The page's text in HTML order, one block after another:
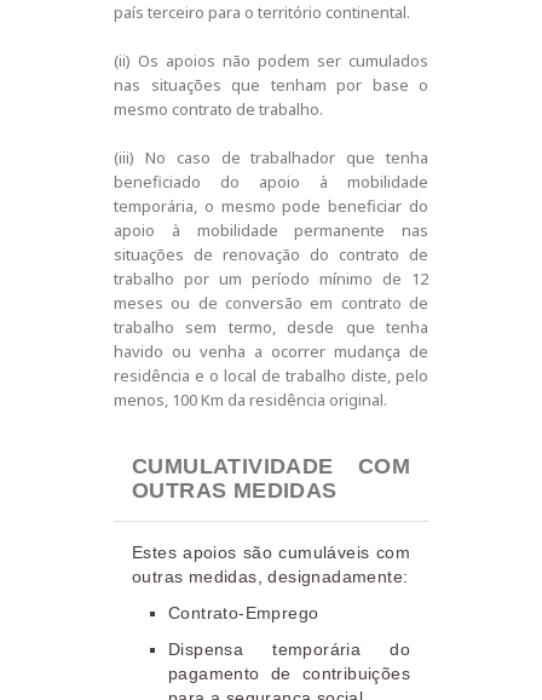
país terceiro para o território continental.
(ii) Os apoios não podem ser cumulados
nas situações que tenham por base o
mesmo contrato de trabalho.
(iii) No caso de trabalhador que tenha
beneficiado do apoio à mobilidade
temporária, o mesmo pode beneficiar do
apoio à mobilidade permanente nas
situações de renovação do contrato de
trabalho por um período mínimo de 12
meses ou de conversão em contrato de
trabalho sem termo, desde que tenha
havido ou venha a ocorrer mudança de
residência e o local de trabalho diste, pelo
menos, 100 Km da residência original.
CUMULATIVIDADE COM
OUTRAS MEDIDAS
Estes apoios são cumuláveis com
outras medidas, designadamente:
Contrato-Emprego
Dispensa temporária do
pagamento de contribuições